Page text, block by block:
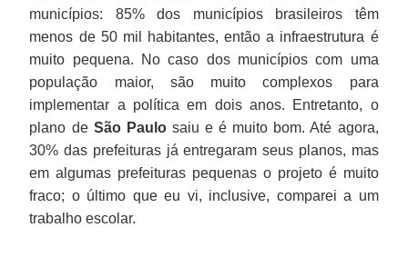
municípios: 85% dos municípios brasileiros têm
menos de 50 mil habitantes, então a infraestrutura é
muito pequena. No caso dos municípios com uma
população maior, são muito complexos para
implementar a política em dois anos. Entretanto, o
plano de São Paulosaiu e é muito bom. Até agora,
30% das prefeituras já entregaram seus planos, mas
em algumas prefeituras pequenas o projeto é muito
fraco; o último que eu vi, inclusive, comparei a um
trabalho escolar.